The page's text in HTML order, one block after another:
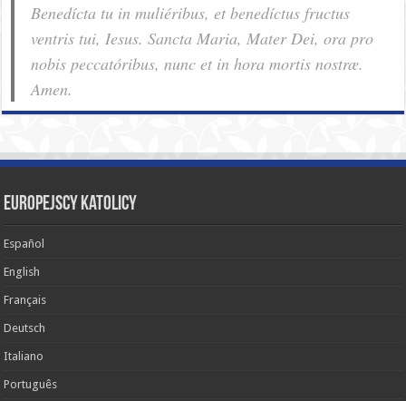
Benedícta tu in muliéribus, et benedíctus fructus
ventris tui, Iesus. Sancta Maria, Mater Dei, ora pro
nobis pec­ca­tóribus, nunc et in hora mortis nostræ.
Amen.
Europejscy katolicy
Español
English
Français
Deutsch
Italiano
Português